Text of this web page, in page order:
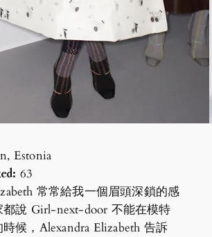
Estonia
63
常常給我一個眉頭深鎖的感
都說 Girl-next-door 不能在模特
候，Alexandra Elizabeth 告訴